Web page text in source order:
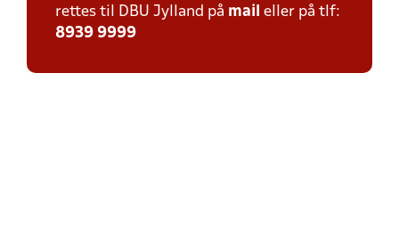
rettes til DBU Jylland på mail eller på tlf:
8939 9999